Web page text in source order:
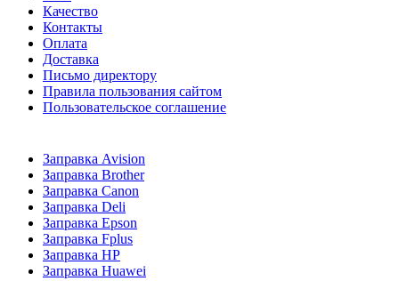
Качество
Контакты
Оплата
Доставка
Письмо директору
Правила пользования сайтом
Пользовательское соглашение
Заправка Avision
Заправка Brother
Заправка Canon
Заправка Deli
Заправка Epson
Заправка Fplus
Заправка HP
Заправка Huawei